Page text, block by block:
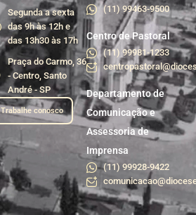
Segunda a sexta
das 9h às 12h e
das 13h30 às 17h
Praça do Carmo, 36
- Centro, Santo
André - SP
Trabalhe conosco
(11) 99463-9500
Centro de Pastoral
(11) 99981-1233
Departamento de
Comunicação e
Assessoria de
Imprensa
(11) 99928-9422